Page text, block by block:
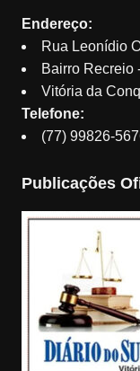
Endereço:
Rua Leonídio
Bairro Recreio
Vitória da
Telefone:
(77) 99826-
Publicações